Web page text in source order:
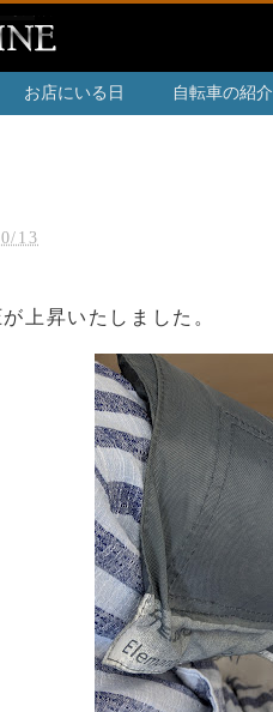
お店にいる日 自転車の紹介
13
が上昇いたしました。